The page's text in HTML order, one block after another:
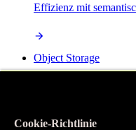
Effizienz mit
Object Storage
Cookie-Richtlinie